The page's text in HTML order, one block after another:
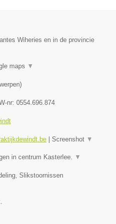
Wiheries en in de provincie
maps ▼
)
nr: 0554.696.874
| Screenshot ▼
in centrum Kasterlee. ▼
Slikstoornissen